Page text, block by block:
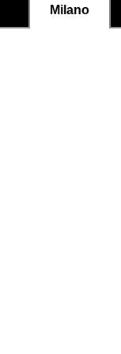
Milano